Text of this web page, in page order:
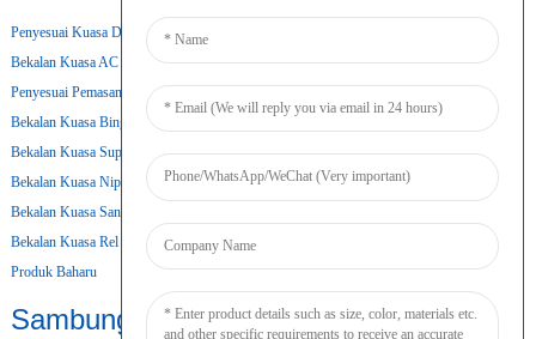
Penyesuai Kuasa Desktop
Bekalan Kuasa AC DC
Penyesuai Pemasangan Dinding
Bekalan Kuasa Bingkai Terbuka
Bekalan Kuasa Super Nipis
Bekalan Kuasa Nipis
Bekalan Kuasa Sandaran Bateri
Bekalan Kuasa Rel Din
Produk Baharu
Sambungkan